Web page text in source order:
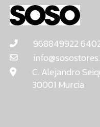
968849922
C. Alejandro
30001 Murcia